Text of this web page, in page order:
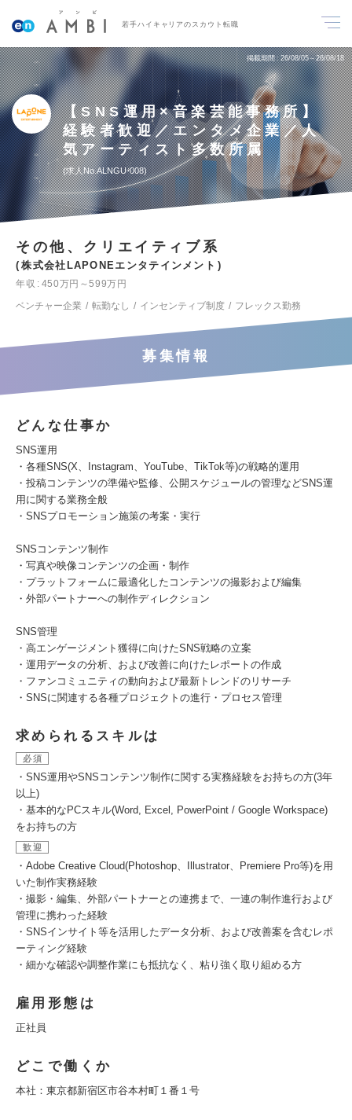
若手ハイキャリアのスカウト転職
掲載期間 26/08/05～26/08/18
【SNS運用×音楽芸能事務所】
経験者歓迎／エンタメ企業／人
気アーティスト多数所属
求人No.ALNGU-008
その他、クリエイティブ系
株式会社LAPONEエンタテインメント
年収
450万円～599万円
ベンチャー企業
転勤なし インセンティブ制度 フレックス勤務
募集情報
どんな仕事か
SNS運用
・各種SNS(X、Instagram、YouTube、TikTok等)の戦略的運用
・投稿コンテンツの準備や監修、公開スケジュールの管理などSNS運
用に関する業務全般
・SNSプロモーション施策の考案・実行
SNSコンテンツ制作
・写真や映像コンテンツの企画・制作
・プラットフォームに最適化したコンテンツの撮影および編集
・外部パートナーへの制作ディレクション
SNS管理
・高エンゲージメント獲得に向けたSNS戦略の立案
・運用データの分析、および改善に向けたレポートの作成
・ファンコミュニティの動向および最新トレンドのリサーチ
・SNSに関連する各種プロジェクトの進行・プロセス管理
求められるスキルは
必須
・SNS運用やSNSコンテンツ制作に関する実務経験をお持ちの方(3年
以上)
・基本的なPCスキル(Word, Excel, PowerPoint / Google Workspace)
をお持ちの方
歓迎
・Adobe Creative Cloud(Photoshop、Illustrator、Premiere Pro等)を用
いた制作実務経験
・撮影・編集、外部パートナーとの連携まで、一連の制作進行および
管理に携わった経験
・SNSインサイト等を活用したデータ分析、および改善案を含むレポ
ーティング経験
・細かな確認や調整作業にも抵抗なく、粘り強く取り組める方
雇用形態は
正社員
どこで働くか
本社：東京都新宿区市谷本村町１番１号